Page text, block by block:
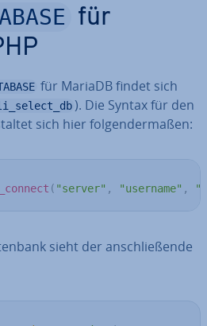
für
für MariaDB findet sich
). Die Syntax für den
sich hier fol­gen­der­ma­ßen:
( "server" , "username" ,
sieht der an­schlie­ßen­de